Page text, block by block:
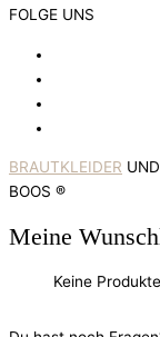
FOLGE UNS
BRAUTKLEIDER
BOOS ®
Meine
Keine